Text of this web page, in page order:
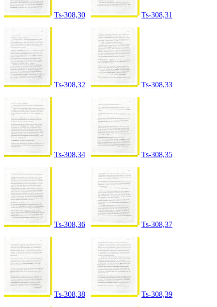
Ts-308,30 Ts-308,31
Ts-308,32 Ts-308,33
Ts-308,34 Ts-308,35
Ts-308,36 Ts-308,37
Ts-308,38 Ts-308,39